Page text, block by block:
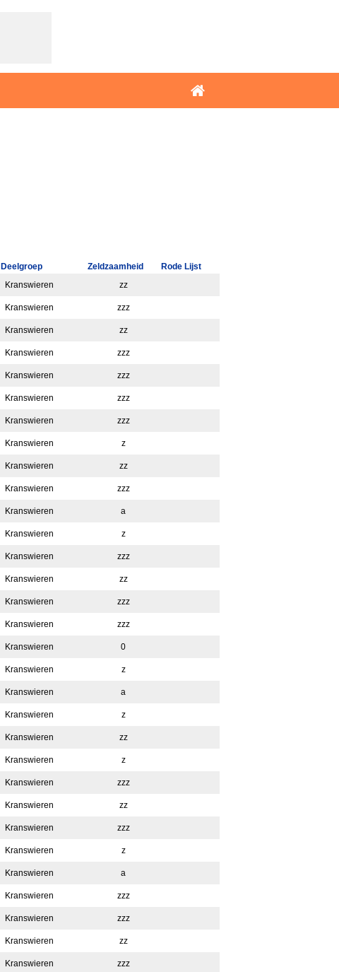
Deelgroep Zeldzaamheid
Rode Lijst
Kranswieren zz
Kranswieren zzz
Kranswieren zz
Kranswieren zzz
Kranswieren zzz
Kranswieren zzz
Kranswieren zzz
Kranswieren z
Kranswieren zz
Kranswieren zzz
Kranswieren a
Kranswieren z
Kranswieren zzz
Kranswieren zz
Kranswieren zzz
Kranswieren zzz
Kranswieren 0
Kranswieren z
Kranswieren a
Kranswieren z
Kranswieren zz
Kranswieren z
Kranswieren zzz
Kranswieren zz
Kranswieren zzz
Kranswieren z
Kranswieren a
Kranswieren zzz
Kranswieren zzz
Kranswieren zz
Kranswieren zzz